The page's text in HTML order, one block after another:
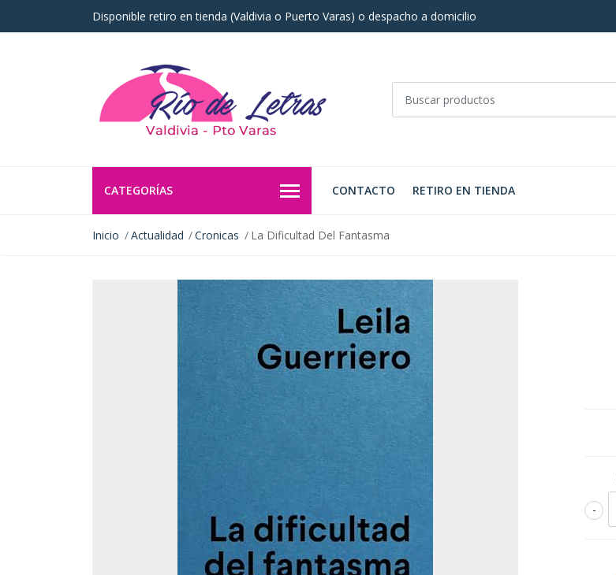
Disponible retiro en tienda (Valdivia o Puerto Varas) o despacho a domicilio
CATEGORÍAS CONTACTO RETIRO EN TIENDA
Inicio Actualidad Cronicas La Dificultad Del Fantasma
-